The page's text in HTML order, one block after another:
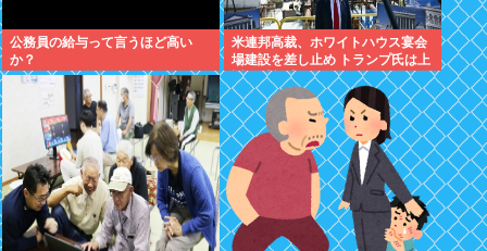
公務員の給与って言うほど高い
か？
米連邦高裁、ホワイトハウス宴会
場建設を差し止め トランプ氏は上
訴へ 建設中なんだがどうなるの?